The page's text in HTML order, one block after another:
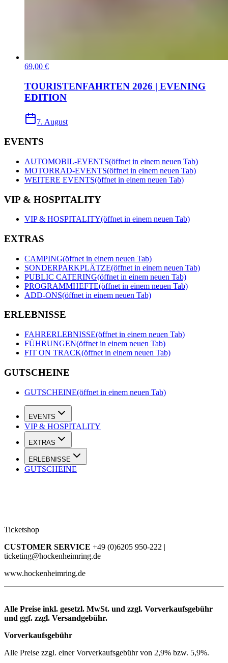
69,00 €
TOURISTENFAHRTEN 2026 | EVENING
EDITION
7. August
EVENTS
AUTOMOBIL-EVENTS(öffnet in einem neuen Tab)
MOTORRAD-EVENTS(öffnet in einem neuen Tab)
WEITERE EVENTS(öffnet in einem neuen Tab)
VIP & HOSPITALITY
VIP & HOSPITALITY(öffnet in einem neuen Tab)
EXTRAS
CAMPING(öffnet in einem neuen Tab)
SONDERPARKPLÄTZE(öffnet in einem neuen Tab)
PUBLIC CATERING(öffnet in einem neuen Tab)
PROGRAMMHEFTE(öffnet in einem neuen Tab)
ADD-ONS(öffnet in einem neuen Tab)
ERLEBNISSE
FAHRERLEBNISSE(öffnet in einem neuen Tab)
FÜHRUNGEN(öffnet in einem neuen Tab)
FIT ON TRACK(öffnet in einem neuen Tab)
GUTSCHEINE
GUTSCHEINE(öffnet in einem neuen Tab)
EVENTS
VIP & HOSPITALITY
EXTRAS
ERLEBNISSE
GUTSCHEINE
Ticketshop
CUSTOMER SERVICE +49 (0)6205 950-222 |
ticketing@hockenheimring.de
www.hockenheimring.de
Alle Preise inkl. gesetzl. MwSt. und zzgl. Vorverkaufsgebühr
und ggf. zzgl. Versandgebühr.
Vorverkaufsgebühr
Alle Preise zzgl. einer Vorverkaufsgebühr von 2,9% bzw. 5,9%.